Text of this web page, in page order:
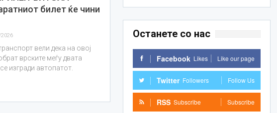
билет ќе чини
вели дека на овој
врските меѓу двата
изгради автопатот.
Останете со нас
Facebook Likes Like our page
Twitter Followers Follow Us
RSS Subscribe Subscribe